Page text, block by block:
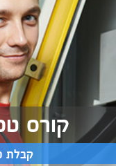
קורס
קבלת